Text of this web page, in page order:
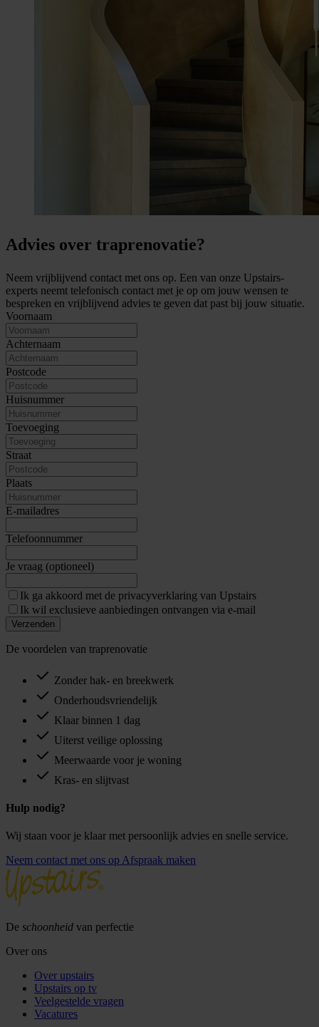
Advies over traprenovatie?
Neem vrijblijvend contact met ons op. Een van onze Upstairs-
experts neemt telefonisch contact met je op om jouw wensen te
bespreken en vrijblijvend advies te geven dat past bij jouw situatie.
Voornaam
Achternaam
Postcode
Huisnummer
Toevoeging
Straat
Plaats
E-mailadres
Telefoonnummer
Je vraag (optioneel)
Ik ga akkoord met de privacyverklaring van Upstairs
Ik wil exclusieve aanbiedingen ontvangen via e-mail
Verzenden
De voordelen van traprenovatie
Zonder hak- en breekwerk
Onderhoudsvriendelijk
Klaar binnen 1 dag
Uiterst veilige oplossing
Meerwaarde voor je woning
Kras- en slijtvast
Hulp nodig?
Wij staan voor je klaar met persoonlijk advies en snelle service.
Neem contact met ons op Afspraak maken
De schoonheid van perfectie
Over ons
Over upstairs
Upstairs op tv
Veelgestelde vragen
Vacatures